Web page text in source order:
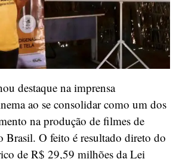
destaque na imprensa
ao se consolidar como um dos
na produção de filmes de
Brasil. O feito é resultado direto do
de R$ 29,59 milhões da Lei